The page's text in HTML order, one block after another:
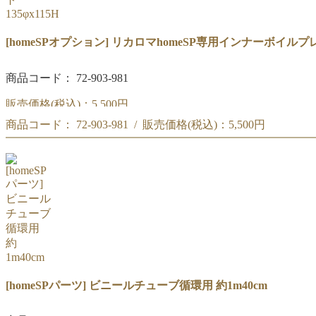
[homeSPオプション] リカロマhomeSP専用インナーボイル
商品コード： 72-903-981
販売価格(税込)： 5,500円
インナーボイルプレート 135φx115H [リカロマhomeSP専用]
商品コード： 72-903-981 / 販売価格(税込)： 5,500円
インナーボイルプレート 135φx115H [リカロマhomeSP専用]
[homeSPパーツ] ビニールチューブ循環用 約1m40cm